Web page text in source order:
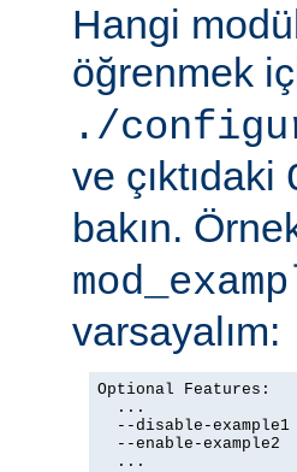
Hangi
öğrenmek
./
ve çıktıdaki
bakın.
varsayalım:
Optional Features:
  ...
--disable-example1
--enable-example2
  ...